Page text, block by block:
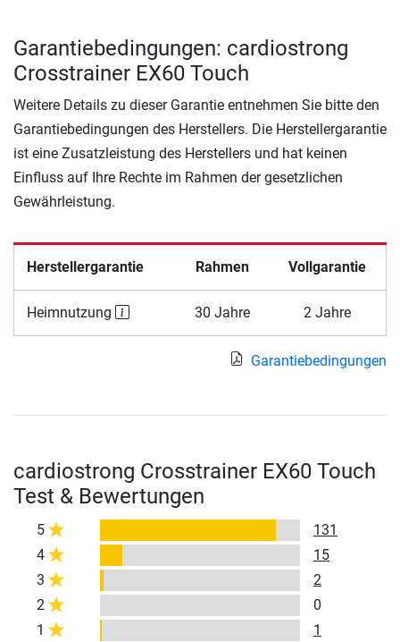
Garantiebedingungen: cardiostrong
Crosstrainer EX60 Touch
Weitere Details zu dieser Garantie entnehmen Sie bitte den
Garantiebedingungen des Herstellers. Die Herstellergarantie
ist eine Zusatzleistung des Herstellers und hat keinen
Einfluss auf Ihre Rechte im Rahmen der gesetzlichen
Gewährleistung.
Herstellergarantie Rahmen Vollgarantie
Heimnutzung 30 Jahre 2 Jahre
Garantiebedingungen
cardiostrong Crosstrainer EX60 Touch
Test & Bewertungen
5
131
4
15
3
2
2
0
1
1